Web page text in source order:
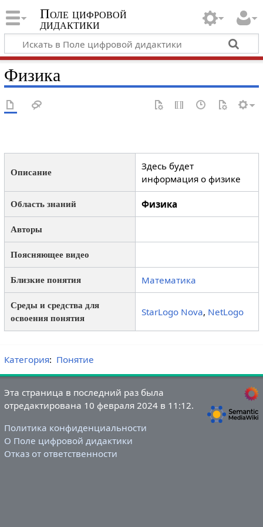
Поле цифровой
дидактики
Физика
Описание
Здесь будет
информация о физике
Область знаний Физика
Авторы
Поясняющее видео
Близкие понятия Математика
Среды и средства для
освоения понятия
StarLogo Nova, NetLogo
Категория: Понятие
Эта страница в последний раз была
отредактирована 10 февраля 2024 в 11:12.
Политика конфиденциальности
О Поле цифровой дидактики
Отказ от ответственности